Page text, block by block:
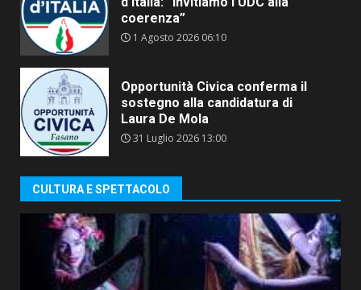
coerenza”
1 Agosto 2026 06:10
Opportunità Civica conferma il
sostegno alla candidatura di
Laura De Mola
31 Luglio 2026 13:00
CULTURA E SPETTACOLO